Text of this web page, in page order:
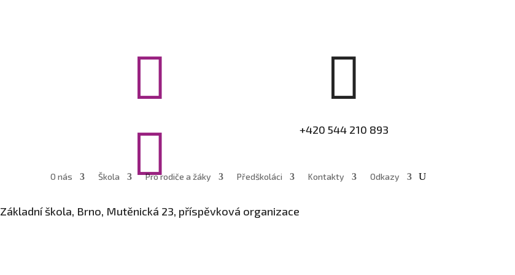


Základní škola, Brno, Mutěnická 23, příspěvková organizace

+420 544 210 893
O nás Škola Pro rodiče a žáky Předškoláci Kontakty Odkazy